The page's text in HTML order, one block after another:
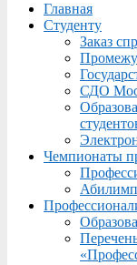
Menu
Главная
Студенту
Заказ
СДО
Чемпионаты